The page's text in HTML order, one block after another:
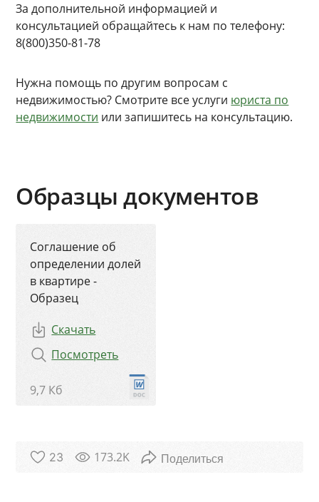
За дополнительной информацией и
консультацией обращайтесь к нам по телефону:
8(800)350-81-78
Нужна помощь по другим вопросам с
недвижимостью? Смотрите все услуги юриста по
недвижимости или запишитесь на консультацию.
Образцы документов
Соглашение об
определении долей
в квартире -
Образец
Скачать
Посмотреть
9,7 Кб
23 173.2K